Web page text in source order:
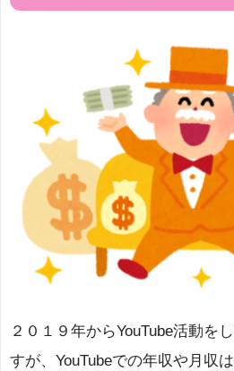
２０１９年からYouTube活動を
すが、YouTubeでの年収や月収